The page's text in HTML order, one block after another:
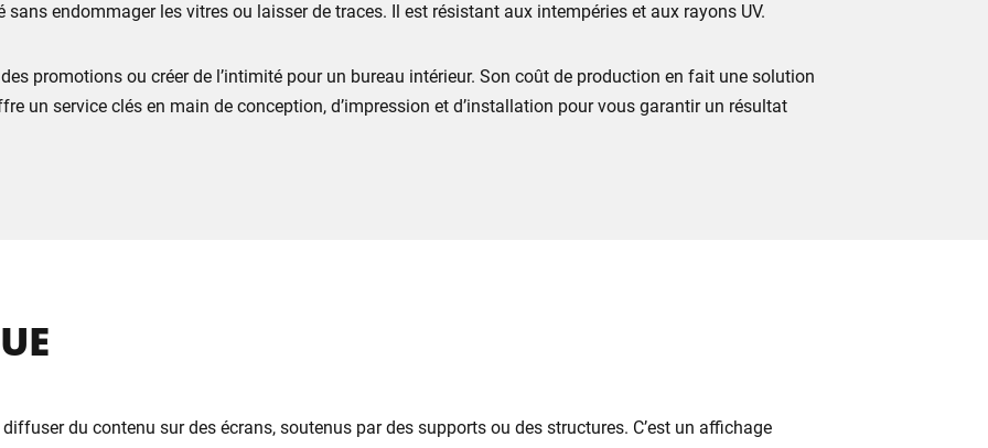
sans endommager les vitres ou laisser de traces. Il est résistant aux intempéries et aux rayons UV.
promotions ou créer de l’intimité pour un bureau intérieur. Son coût de production en fait une solution
un service clés en main de conception, d’impression et d’installation pour vous garantir un résultat
du contenu sur des écrans, soutenus par des supports ou des structures. C’est un affichage